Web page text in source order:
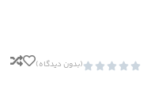




(بدون دیدگاه)